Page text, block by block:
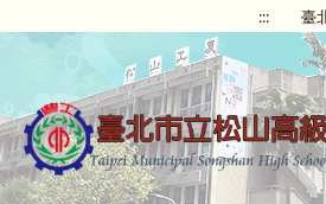
::: 臺